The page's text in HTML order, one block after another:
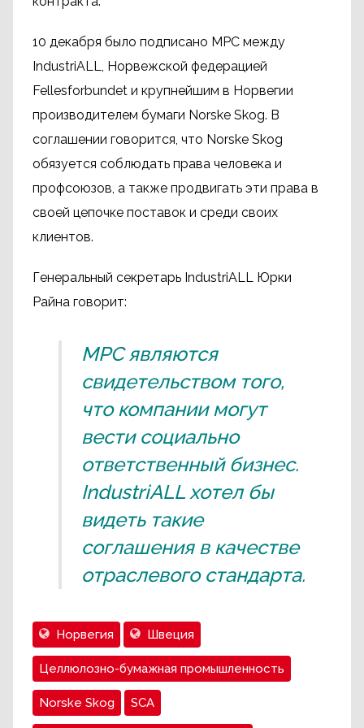
10 декабря было подписано МРС между
IndustriALL, Норвежской федерацией
Fellesforbundet и крупнейшим в Норвегии
производителем бумаги Norske Skog. В
соглашении говорится, что Norske Skog
обязуется соблюдать права человека и
профсоюзов, а также продвигать эти права в
своей цепочке поставок и среди своих
клиентов.
Генеральный секретарь IndustriALL Юрки
Райна говорит:
МРС являются
свидетельством того,
что компании могут
вести социально
ответственный бизнес.
IndustriALL хотел бы
видеть такие
соглашения в качестве
отраслевого стандарта.
Норвегия Швеция
Целлюлозно-бумажная промышленность
Norske Skog SCA